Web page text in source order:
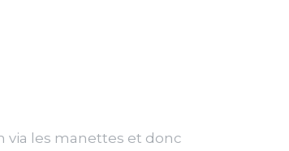
via les manettes et donc